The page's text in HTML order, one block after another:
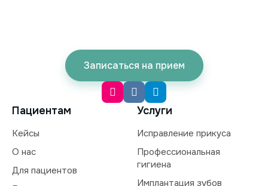
Записаться на прием
Пациентам
Кейсы
О нас
Для пациентов
Услуги
Исправление прикуса
Профессиональная
гигиена
Имплантация зубов